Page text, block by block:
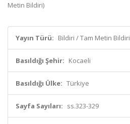
Metin Bildiri)
Yayın Türü: Bildiri / Tam Metin Bildiri
Basıldığı Şehir: Kocaeli
Basıldığı Ülke: Türkiye
Sayfa Sayıları: ss.323-329